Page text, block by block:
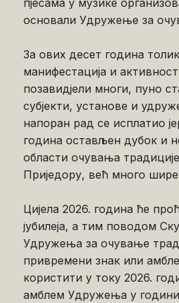
пјесама у музике
основали Удружење за
За ових десет година
манифестација и
позавидјели многи, пуно
субјекти, установе и
напоран рад се исплатио
година остављен дубок и
области очувања
Приједору, већ много
Цијела 2026. година ће
јубилеја, а тим поводом
Удружења за очување
привремени знак или
користити у току 2026.
амблем Удружења у